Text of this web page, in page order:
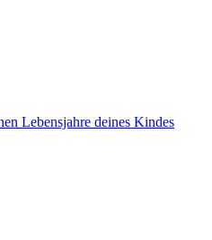
Lebensjahre deines Kindes